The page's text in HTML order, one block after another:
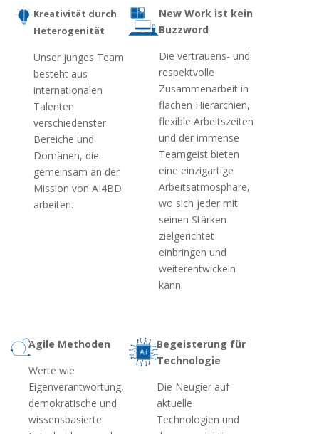
Kreativität durch
Heterogenität
Unser junges Team
besteht aus
internationalen
Talenten
verschiedenster
Bereiche und
Domänen, die
gemeinsam an der
Mission von AI4BD
arbeiten.
New Work ist kein
Buzzword
Die vertrauens- und
respektvolle
Zusammenarbeit in
flachen Hierarchien,
flexible Arbeitszeiten
und der immense
Teamgeist bieten
eine einzigartige
Arbeitsatmosphäre,
wo sich jeder mit
seinen Stärken
zielgerichtet
einbringen und
weiterentwickeln
kann.
Agile Methoden
Werte wie
Eigenverantwortung,
demokratische und
wissensbasierte
Begeisterung für
Technologie
Die Neugier auf
aktuelle
Technologien und